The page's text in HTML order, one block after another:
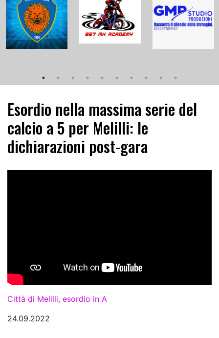
Esordio nella massima serie del
calcio a 5 per Melilli: le
dichiarazioni post-gara
Città di Melilli, esordio in A
24.09.2022